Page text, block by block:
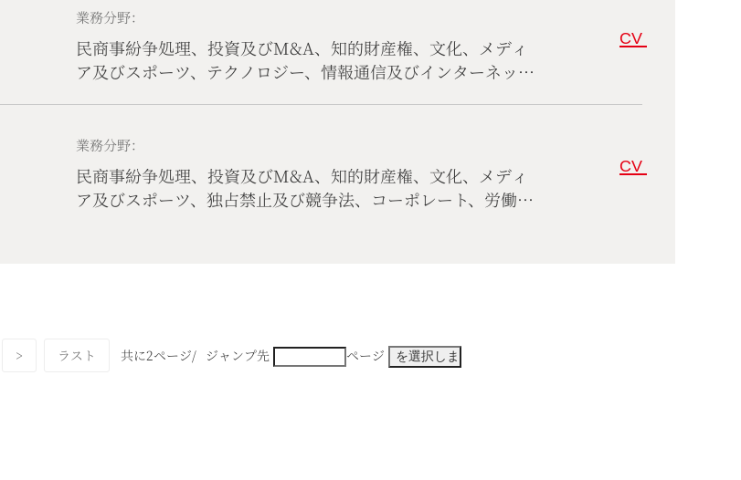
業務分野：
民商事紛争処理、投資及びM&A、知的財産権、文化、メディ
ア及びスポーツ、テクノロジー、情報通信及びインターネッ
CV
業務分野：
民商事紛争処理、投資及びM&A、知的財産権、文化、メディ
ア及びスポーツ、独占禁止及び競争法、コーポレート、労働
CV
> ラスト 共に2ページ/ ジャンプ先 ページ